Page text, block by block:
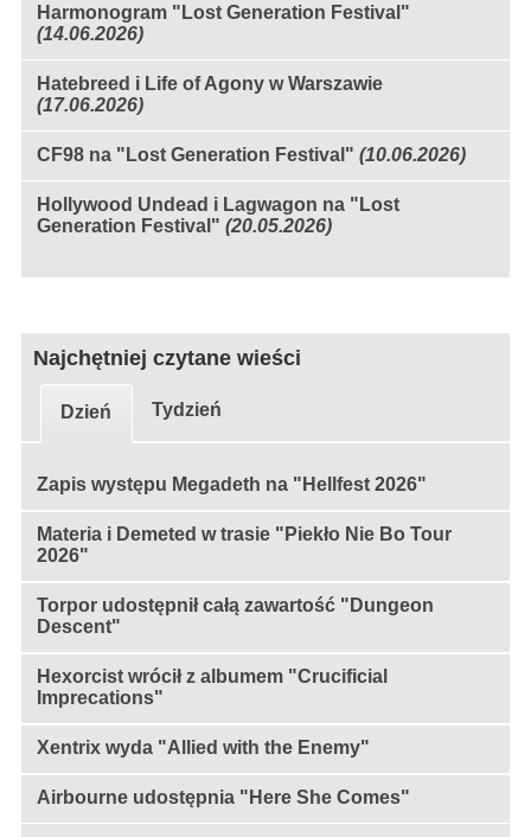
Harmonogram "Lost Generation Festival"
(14.06.2026)
Hatebreed i Life of Agony w Warszawie
(17.06.2026)
CF98 na "Lost Generation Festival" (10.06.2026)
Hollywood Undead i Lagwagon na "Lost
Generation Festival" (20.05.2026)
Najchętniej czytane wieści
Dzień Tydzień
Zapis występu Megadeth na "Hellfest 2026"
Materia i Demeted w trasie "Piekło Nie Bo Tour
2026"
Torpor udostępnił całą zawartość "Dungeon
Descent"
Hexorcist wrócił z albumem "Crucificial
Imprecations"
Xentrix wyda "Allied with the Enemy"
Airbourne udostępnia "Here She Comes"